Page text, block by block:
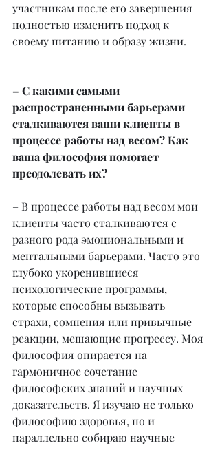
участникам после его завершения
полностью изменить подход к
своему питанию и образу жизни.
– С какими самыми
распространенными барьерами
сталкиваются ваши клиенты в
процессе работы над весом? Как
ваша философия помогает
преодолевать их?
– В процессе работы над весом мои
клиенты часто сталкиваются с
разного рода эмоциональными и
ментальными барьерами. Часто это
глубоко укоренившиеся
психологические программы,
которые способны вызывать
страхи, сомнения или привычные
реакции, мешающие прогрессу. Моя
философия опирается на
гармоничное сочетание
философских знаний и научных
доказательств. Я изучаю не только
философию здоровья, но и
параллельно собираю научные